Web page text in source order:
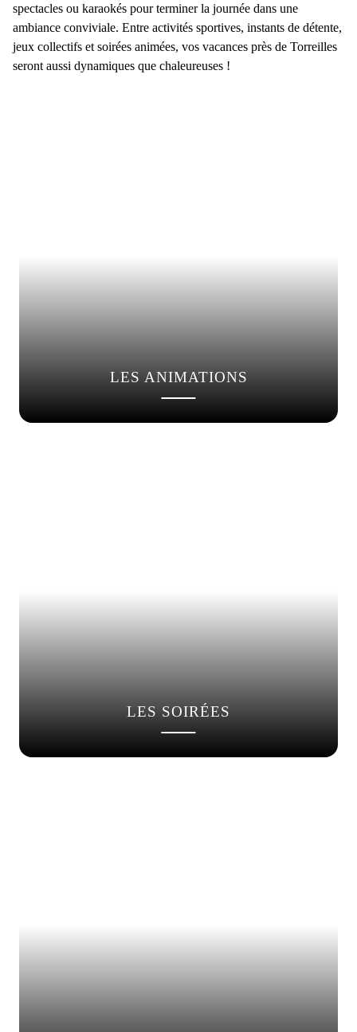
spectacles ou karaokés pour terminer la journée dans une
ambiance conviviale. Entre activités sportives, instants de détente,
jeux collectifs et soirées animées, vos vacances près de Torreilles
seront aussi dynamiques que chaleureuses !
LES ANIMATIONS
LES SOIRÉES